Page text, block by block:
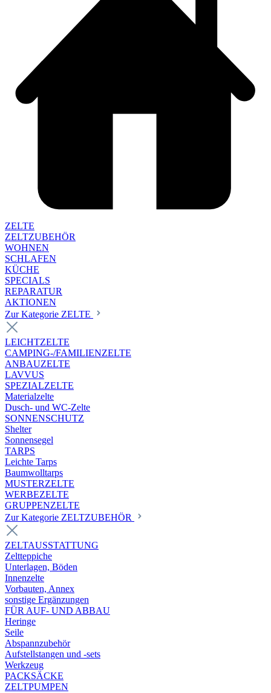
ZELTE
ZELTZUBEHÖR
WOHNEN
SCHLAFEN
KÜCHE
SPECIALS
REPARATUR
AKTIONEN
Zur Kategorie ZELTE
LEICHTZELTE
CAMPING-/FAMILIENZELTE
ANBAUZELTE
LAVVUS
SPEZIALZELTE
Materialzelte
Dusch- und WC-Zelte
SONNENSCHUTZ
Shelter
Sonnensegel
TARPS
Leichte Tarps
Baumwolltarps
MUSTERZELTE
WERBEZELTE
GRUPPENZELTE
Zur Kategorie ZELTZUBEHÖR
ZELTAUSSTATTUNG
Zeltteppiche
Unterlagen, Böden
Innenzelte
Vorbauten, Annex
sonstige Ergänzungen
FÜR AUF- UND ABBAU
Heringe
Seile
Abspannzubehör
Aufstellstangen und -sets
Werkzeug
PACKSÄCKE
ZELTPUMPEN